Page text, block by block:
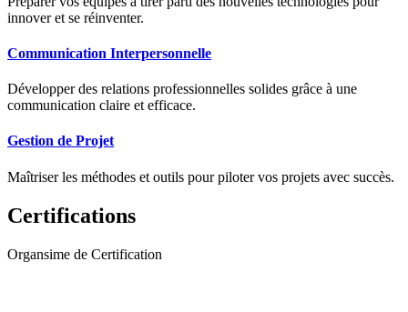
innover et se réinventer.
Communication Interpersonnelle
Développer des relations professionnelles solides grâce à une
communication claire et efficace.
Gestion de Projet
Maîtriser les méthodes et outils pour piloter vos projets avec succès.
Certifications
Organsime de Certification